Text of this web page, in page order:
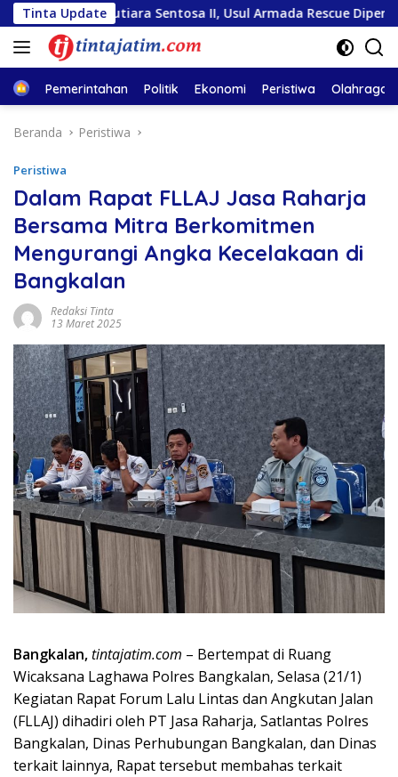
Langsung
ke
konten
Tinta Update
Mutiara Sentosa II, Usul Armada Rescue Diperkuat
HomePemerintahan Politik Ekonomi Peristiwa Olahraga
Beranda Peristiwa
Peristiwa
Dalam Rapat FLLAJ Jasa Raharja
Bersama Mitra Berkomitmen
Mengurangi Angka Kecelakaan di
Bangkalan
Redaksi Tinta
13 Maret 2025
Bangkalan,tintajatim.com – Bertempat di Ruang
Wicaksana Laghawa Polres Bangkalan, Selasa (21/1)
Kegiatan Rapat Forum Lalu Lintas dan Angkutan Jalan
(FLLAJ) dihadiri oleh PT Jasa Raharja, Satlantas Polres
Bangkalan, Dinas Perhubungan Bangkalan, dan Dinas
terkait lainnya, Rapat tersebut membahas terkait